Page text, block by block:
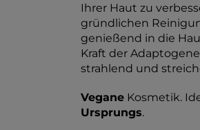
Ihrer Haut zu
gründlichen
genießend in die
Kraft der
strahlend und
Vegane Kosmetik.
Ursprungs.